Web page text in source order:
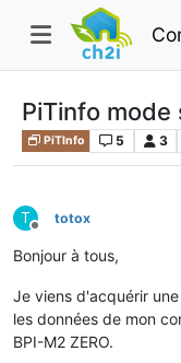
PiTinfo mode
PiTInfo 5 3
T
Offline
totox
Bonjour à tous,
Je viens d'acquérir
les données de mon
BPI-M2 ZERO.